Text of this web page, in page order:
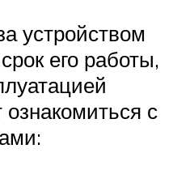
устройством
его работы,
с